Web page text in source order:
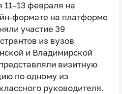
11–13 февраля на
формате на платформе
участие 39
из вузов
и Владимирской
визитную
по одному из
руководителя.